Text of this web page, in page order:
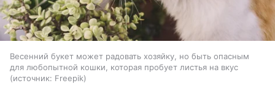
Весенний букет может радовать хозяйку, но быть опасным
для любопытной кошки, которая пробует листья на вкус
источник: Freepik